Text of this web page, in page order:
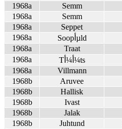
1968a
Semm
1968a
Semm
1968a
Seppet
1968a
Soopأµld
1968a
Traat
1968a
Tأ¼أ¼ts
1968a
Villmann
1968b
Aruvee
1968b
Hallisk
1968b
Ivast
1968b
Jalak
1968b
Juhtund